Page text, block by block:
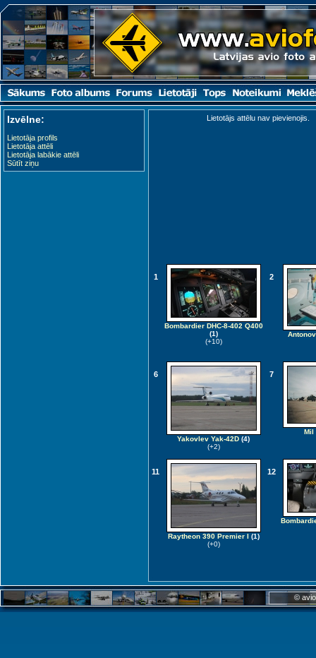
Izvēlne:
Lietotāja profils
Lietotāja attēli
Lietotāja labākie attēli
Sūtīt ziņu
Lietotājs attēlu nav pievienojis.
1
Bombardier DHC-8-402 Q400
(1)
(+10)
2
6
Yakovlev Yak-42D (4)
(+2)
7
Mil
11
Raytheon 390 Premier I(1)
(+0)
12
©